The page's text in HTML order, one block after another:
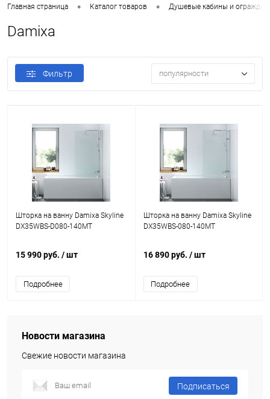
Главная страница • Каталог товаров • Душевые кабины и
Damixa
Фильтр популярности
Шторка на ванну Damixa Skyline
DX35WBS-D080-140MT
15 990 руб. / шт
Подробнее
Шторка на ванну Damixa Skyline
DX35WBS-080-140MT
16 890 руб. / шт
Подробнее
Новости магазина
Свежие новости магазина
Подписаться